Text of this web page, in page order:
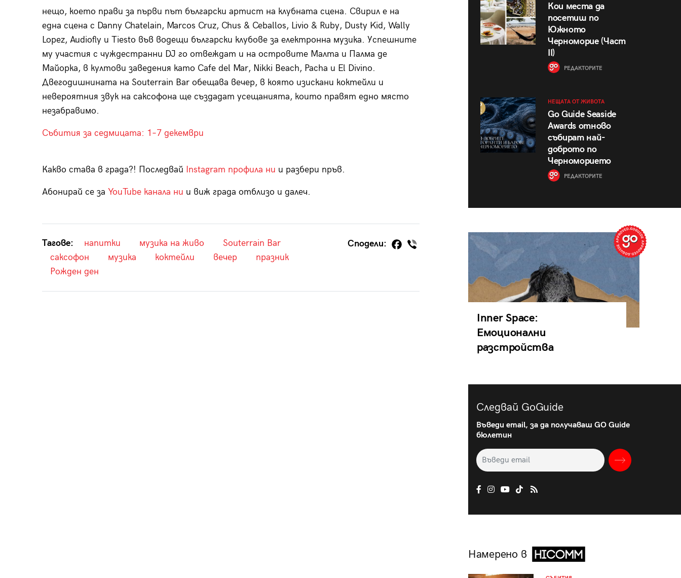
нещо, което прави за първи път български артист на клубната сцена. Свирил е на
една сцена с Danny Chatelain, Marcos Cruz, Chus & Ceballos, Livio & Ruby, Dusty Kid, Wally
Lopez, Audiofly и Tiesto във водещи български клубове за електронна музика. Успешните
му участия с чуждестранни DJ го отвеждат и на островите Малта и Палма де
Майорка, в култови заведения като Cafe del Mar, Nikki Beach, Pacha и El Divino.
Двегодишнината на Souterrain Bar обещава вечер, в която изискани коктейли и
невероятния звук на саксофона ще създадат усещанията, които правят едно място
незабравимо.
Събития за седмицата: 1–7 декември
Какво става в града?! Последвай Instagram профила ни и разбери пръв.
Абонирай се за YouTube канала ни и виж града отблизо и далеч.
Тагове: напитки музика на живо
Souterrain Bar
саксофон
музика коктейли вечер
празник
Рожден ден
Сподели:
Кои места да
посетиш по
Южното
Черноморие (Част
II)
РЕДАКТОРИТЕ
НЕЩАТА ОТ ЖИВОТА
Go Guide Seaside
Awards отново
събират най-
доброто по
Черноморието
РЕДАКТОРИТЕ
Inner Space:
Емоционални
разстройства
Следвай GoGuide
Въведи email, за да получаваш GO Guide
бюлетин
Намерено в